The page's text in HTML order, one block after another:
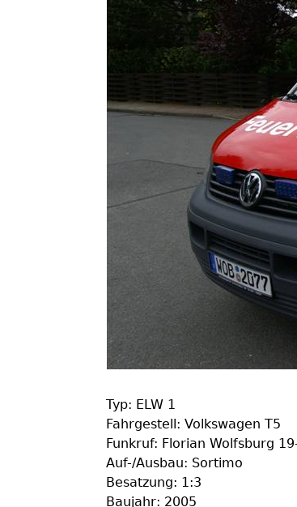
Typ: ELW 1
Fahrgestell: Volkswagen T5
Funkruf: Florian Wolfsburg
Auf-/Ausbau: Sortimo
Besatzung: 1:3
Baujahr: 2005